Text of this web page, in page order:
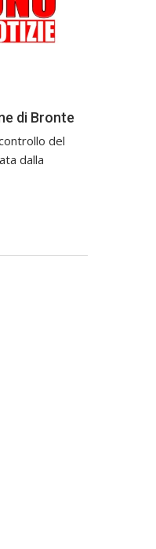
di Bronte
del
dalla